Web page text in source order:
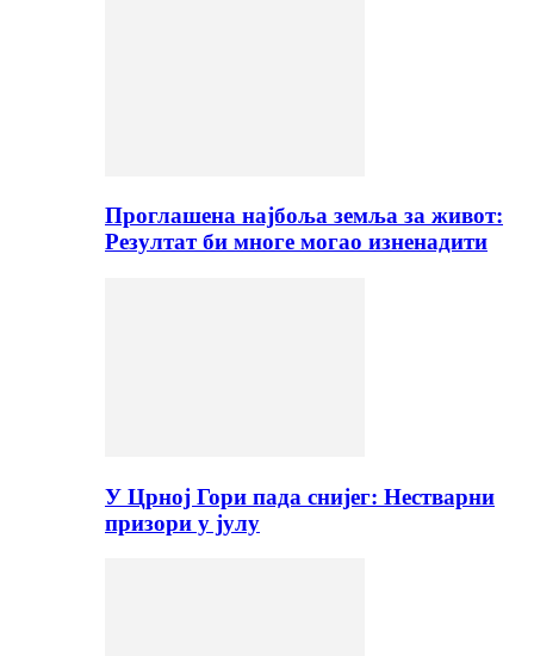
Проглашена најбоља земља за живот:
Резултат би многе могао изненадити
У Црној Гори пада снијег: Нестварни
призори у јулу